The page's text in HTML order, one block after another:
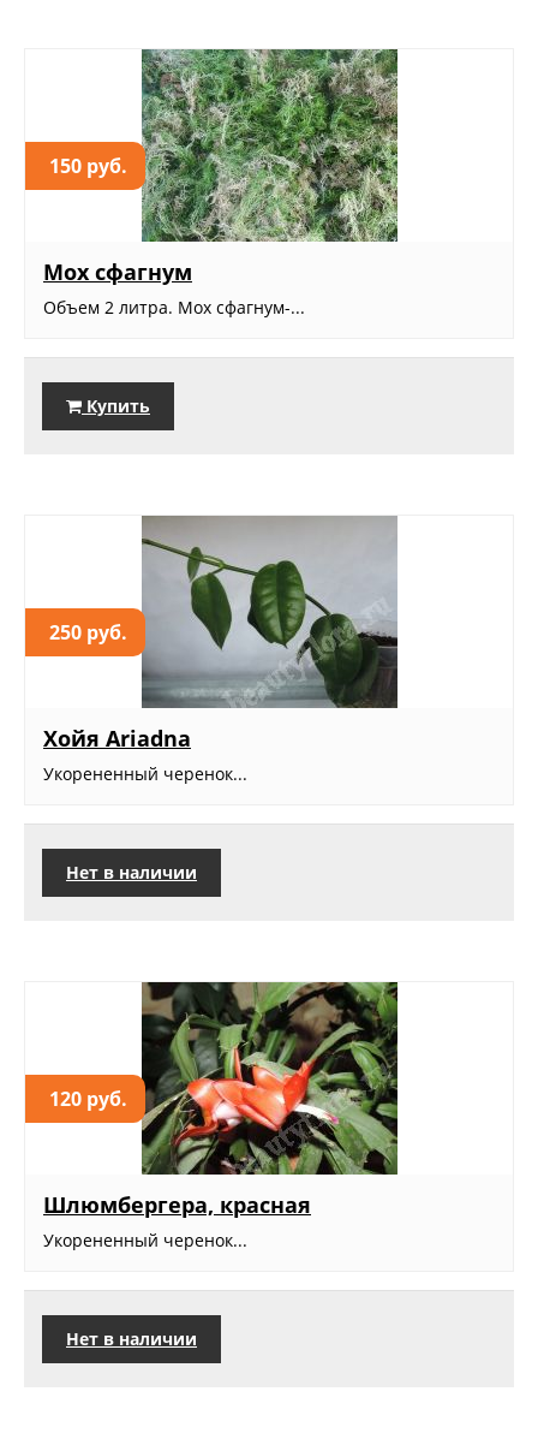
150 руб.
Мох сфагнум
Объем 2 литра. Мох сфагнум-...
Купить
250 руб.
Хойя Ariadna
Укорененный черенок...
Нет в наличии
120 руб.
Шлюмбергера, красная
Укорененный черенок...
Нет в наличии